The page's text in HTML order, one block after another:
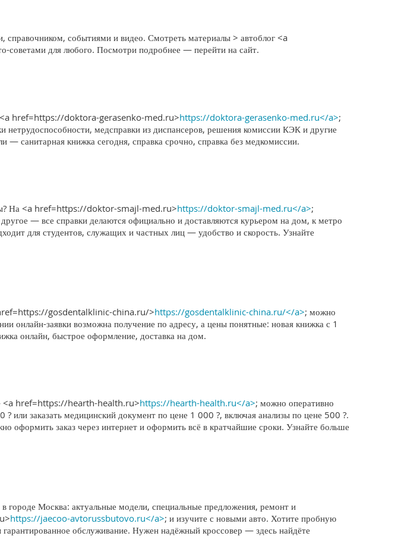
справочником, событиями и видео. Смотреть материалы > автоблог <a
советами для любого. Посмотри подробнее — перейти на сайт.
<a href=https://doktora-gerasenko-med.ru>https://doktora-gerasenko-med.ru</a>;
медсправки из диспансеров, решения комиссии КЭК и другие
санитарная книжка сегодня, справка срочно, справка без медкомиссии.
На <a href=https://doktor-smajl-med.ru>https://doktor-smajl-med.ru</a>;
— все справки делаются официально и доставляются курьером на дом, к метро
для студентов, служащих и частных лиц — удобство и скорость. Узнайте
href=https://gosdentalklinic-china.ru/>https://gosdentalklinic-china.ru/</a>; можно
онлайн-заявки возможна получение по адресу, а цены понятные: новая книжка с 1
онлайн, быстрое оформление, доставка на дом.
<a href=https://hearth-health.ru>https://hearth-health.ru</a>; можно оперативно
или заказать медицинский документ по цене 1 000 ?, включая анализы по цене 500 ?.
заказ через интернет и оформить всё в кратчайшие сроки. Узнайте больше
Москва: актуальные модели, специальные предложения, ремонт и
https://jaecoo-avtorussbutovo.ru</a>; и изучите с новыми авто. Хотите пробную
обслуживание. Нужен надёжный кроссовер — здесь найдёте